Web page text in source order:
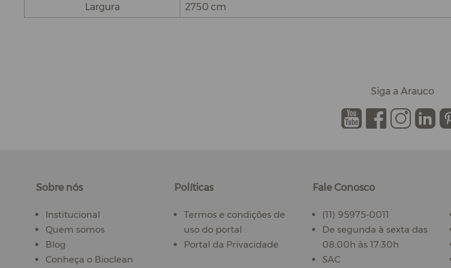
Largura
2750 cm
Siga a Arauco
. . . .
Sobre nós
Institucional
Quem somos
Blog
Conheça o Bioclean
Políticas
Termos e condições de
uso do portal
Portal da Privacidade
Fale Conosco
(11) 95975-0011
De segunda à sexta das
08:00h às 17:30h
SAC